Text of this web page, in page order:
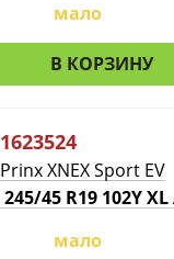
мало
В КОРЗИНУ
1623524
Prinx XNEX Sport EV
245/45 R19 102Y XL
мало